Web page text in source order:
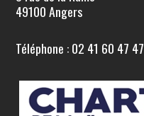
49100 Angers
Téléphone : 02 41 60 47 47